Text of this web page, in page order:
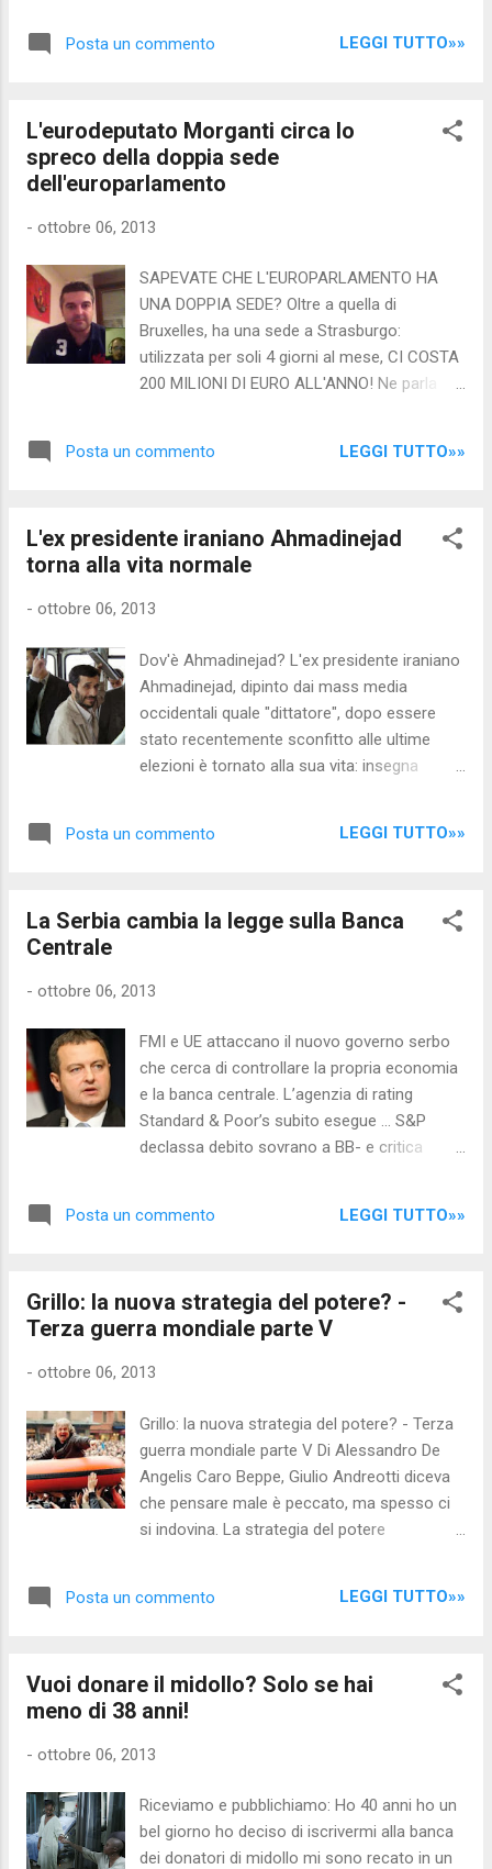
DRAMMATICA è che al loro posto, la
esponente di spicco del Partito Democratico
maggioranza assoluta dei consensi, e guida il
Comune, la Provincia e la Regione. Moltissimi
giovani, tra cui gli appartenenti al "Sindacato
tanto di striscioni e cori: " Servo! Servo!
paghiamo!" etc. R.P. - Redazione Informati
Ecco il video: post di Informati . Video a cura
di Sienacitizen Journal Fonte:
Posta un commento LEGGI TUTTO»»
L'eurodeputato Morganti circa lo
spreco della doppia sede
dell'europarlamento
- ottobre 06, 2013
SAPEVATE CHE L'EUROPARLAMENTO HA
UNA DOPPIA SEDE? Oltre a quella di
Bruxelles, ha una sede a Strasburgo:
utilizzata per soli 4 giorni al mese, CI COSTA
200 MILIONI DI EURO ALL'ANNO! Ne parla
sprecona"....
Posta un commento LEGGI TUTTO»»
L'ex presidente iraniano Ahmadinejad
torna alla vita normale
- ottobre 06, 2013
Dov'è Ahmadinejad? L'ex presidente iraniano
Ahmadinejad, dipinto dai mass media
occidentali quale "dittatore", dopo essere
stato recentemente sconfitto alle ultime
elezioni è tornato alla sua vita: insegna
cittadino 'qualsiasi', muovendosi senza
rilevanti, mantengono la scorta (oltre che i
nome dei tanti... Alessandro Raffa,
commento di Maurizio Blondet: Eletto due
volte alla presidenza dell’Iran, compiuto il
suo secondo mandato, sconfitto alle ultime
elezioni, Mahmaoud Ahmadinejad che cosa
insegna ingegneria. Eccolo mentre va al
Posta un commento LEGGI TUTTO»»
La Serbia cambia la legge sulla Banca
Centrale
- ottobre 06, 2013
FMI e UE attaccano il nuovo governo serbo
che cerca di controllare la propria economia
e la banca centrale. L’agenzia di rating
Standard & Poor’s subito esegue … S&P
declassa debito sovrano a BB- e critica
L’agenzia di rating Standard & Poor’s (S&P
un outlook che passa da stabile a negativo.
Lo riferisce S&P in una nota, precisando che
per cui il nuovo governo serbo ha fallito
promozione della fiducia nel suo sistema
monetario e che ristabilissero la stabilità
fiscale post elettorale”. Il giudizio negativo di
S&P arriva a poco più da una settimana
dall’insediamento del nuovo esecutivo
dal premier socialista Ivica Dacic, in tandem
Posta un commento LEGGI TUTTO»»
Grillo: la nuova strategia del potere? -
Terza guerra mondiale parte V
- ottobre 06, 2013
Grillo: la nuova strategia del potere? - Terza
guerra mondiale parte V Di Alessandro De
Angelis Caro Beppe, Giulio Andreotti diceva
che pensare male è peccato, ma spesso ci
si indovina. La strategia del potere
prendere decisioni politiche che oggi
strategicamente pianificata in ogni suo
dettaglio. Ciò nonostante prima dell'entrata
seriamente rischiando di saltare, in quanto
contrapposizioni tra centrodestra e
centrosinistra, dove i due contendenti si
Posta un commento LEGGI TUTTO»»
Vuoi donare il midollo? Solo se hai
meno di 38 anni!
- ottobre 06, 2013
Riceviamo e pubblichiamo: Ho 40 anni ho un
bel giorno ho deciso di iscrivermi alla banca
dei donatori di midollo mi sono recato in un